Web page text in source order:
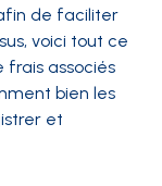
de faciliter
voici tout ce
frais associés
bien les
et